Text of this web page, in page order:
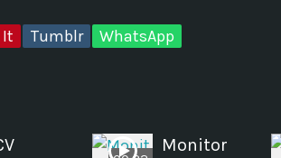
It Tumblr WhatsApp
Monitor